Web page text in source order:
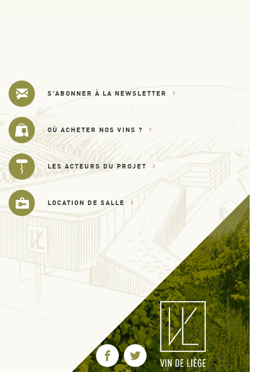
S'ABONNER À LA NEWSLETTER
OÙ ACHETER NOS VINS ?
LES ACTEURS DU PROJET
LOCATION DE SALLE